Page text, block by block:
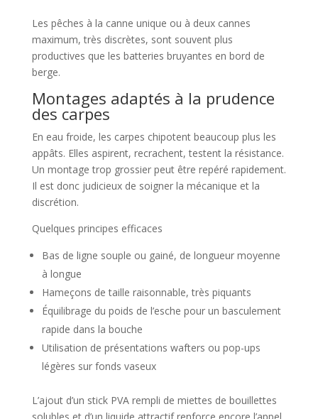
Les pêches à la canne unique ou à deux cannes
maximum, très discrètes, sont souvent plus
productives que les batteries bruyantes en bord de
berge.
Montages adaptés à la prudence
des carpes
En eau froide, les carpes chipotent beaucoup plus les
appâts. Elles aspirent, recrachent, testent la résistance.
Un montage trop grossier peut être repéré rapidement.
Il est donc judicieux de soigner la mécanique et la
discrétion.
Quelques principes efficaces
Bas de ligne souple ou gainé, de longueur moyenne
à longue
Hameçons de taille raisonnable, très piquants
Équilibrage du poids de l’esche pour un basculement
rapide dans la bouche
Utilisation de présentations wafters ou pop-ups
légères sur fonds vaseux
L’ajout d’un stick PVA rempli de miettes de bouillettes